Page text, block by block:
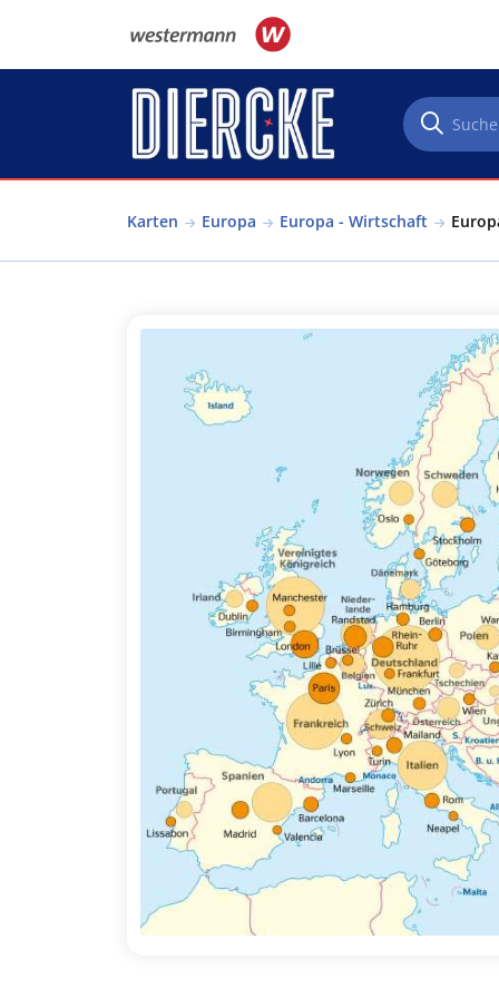
Karten Europa Europa - Wirtschaft